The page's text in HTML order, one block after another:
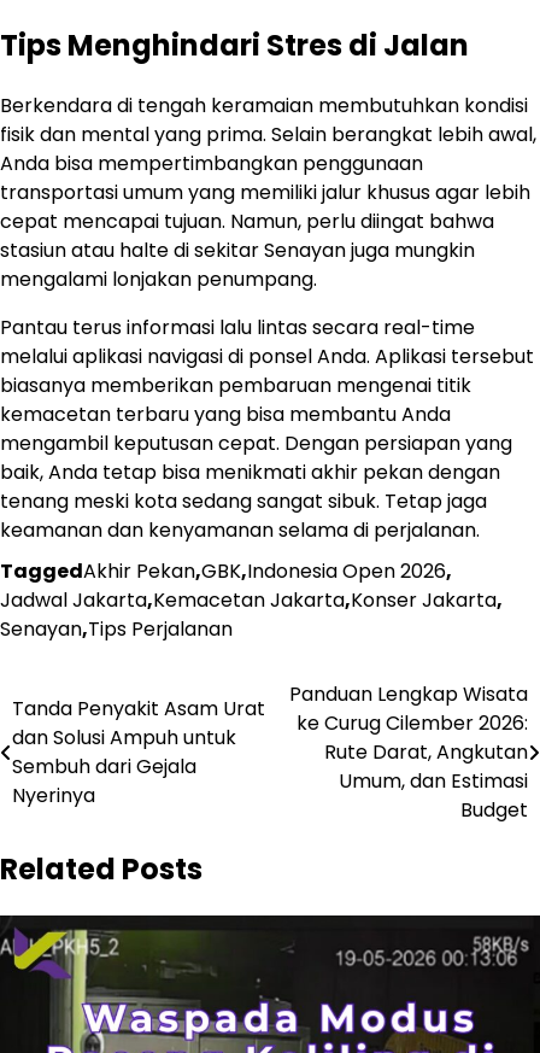
Tips Menghindari Stres di Jalan
Berkendara di tengah keramaian membutuhkan kondisi
fisik dan mental yang prima. Selain berangkat lebih awal,
Anda bisa mempertimbangkan penggunaan
transportasi umum yang memiliki jalur khusus agar lebih
cepat mencapai tujuan. Namun, perlu diingat bahwa
stasiun atau halte di sekitar Senayan juga mungkin
mengalami lonjakan penumpang.
Pantau terus informasi lalu lintas secara real-time
melalui aplikasi navigasi di ponsel Anda. Aplikasi tersebut
biasanya memberikan pembaruan mengenai titik
kemacetan terbaru yang bisa membantu Anda
mengambil keputusan cepat. Dengan persiapan yang
baik, Anda tetap bisa menikmati akhir pekan dengan
tenang meski kota sedang sangat sibuk. Tetap jaga
keamanan dan kenyamanan selama di perjalanan.
TaggedAkhir Pekan,GBK,Indonesia Open 2026,
Jadwal Jakarta,Kemacetan Jakarta,Konser Jakarta,
Senayan,Tips Perjalanan
Navigasi
pos
Tanda Penyakit Asam Urat
dan Solusi Ampuh untuk
Sembuh dari Gejala
Nyerinya
Panduan Lengkap Wisata
ke Curug Cilember 2026:
Rute Darat, Angkutan
Umum, dan Estimasi
Budget
Related Posts